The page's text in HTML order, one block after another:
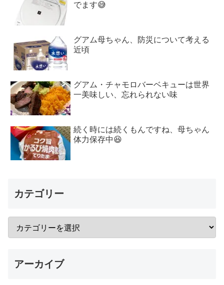
でます😅
グアム母ちゃん、防災について考える
近頃
グアム・チャモロバーベキューは世界
一美味しい、忘れられない味
続く時には続くもんですね、母ちゃん
体力保存中😆
カテゴリー
アーカイブ